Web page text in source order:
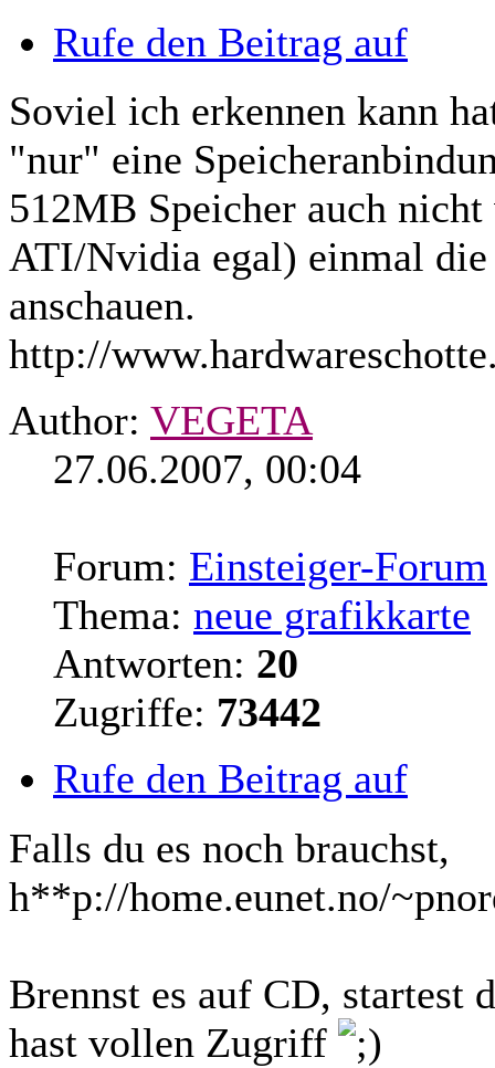
Rufe den Beitrag auf
Soviel ich erkennen kann
"nur" eine
512MB Speicher auch
ATI/Nvidia egal) einmal
anschauen.
http://
Author: VEGETA
27.06.2007, 00:04
Forum: Einsteiger-Forum
Thema: neue grafikkarte
Antworten: 20
Zugriffe: 73442
Rufe den Beitrag auf
Falls du es noch brauchst,
h**p://home.eunet.no/
Brennst es auf CD, startest
hast vollen Zugriff